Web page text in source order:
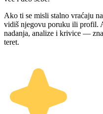
Ako ti se misli stalno vraćaju
vidiš njegovu poruku ili profil.
nadanja, analize i krivice —
teret.